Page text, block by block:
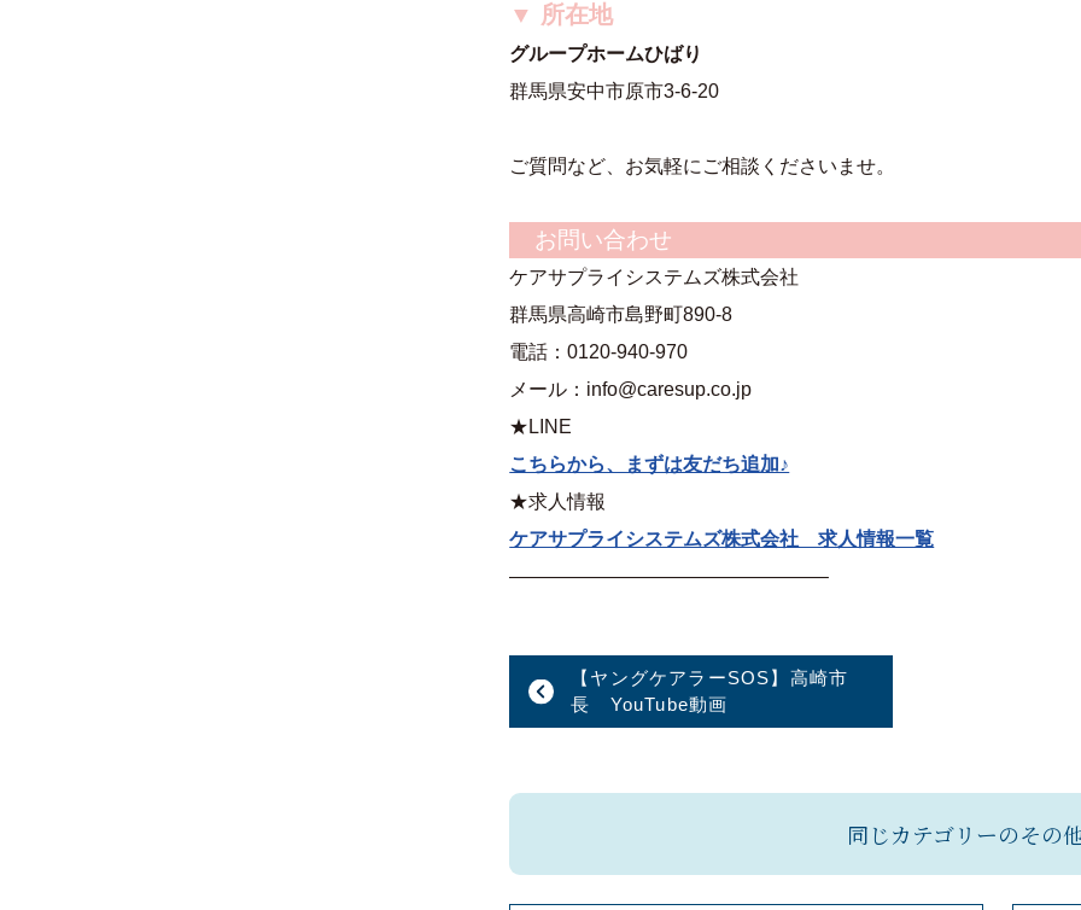
▼ 所在地
グループホームひばり
群馬県安中市原市3-6-20
ご質問など、お気軽にご相談くださいませ。
お問い合わせ
ケアサプライシステムズ株式会社
群馬県高崎市島野町890-8
電話：0120-940-970
メール：info@caresup.co.jp
★LINE
こちらから、まずは友だち追加♪
★求人情報
ケアサプライシステムズ株式会社 求人情報一覧
————————————————–
【ヤングケアラーSOS】高崎市
長 YouTube動画
同じカテゴリーのその